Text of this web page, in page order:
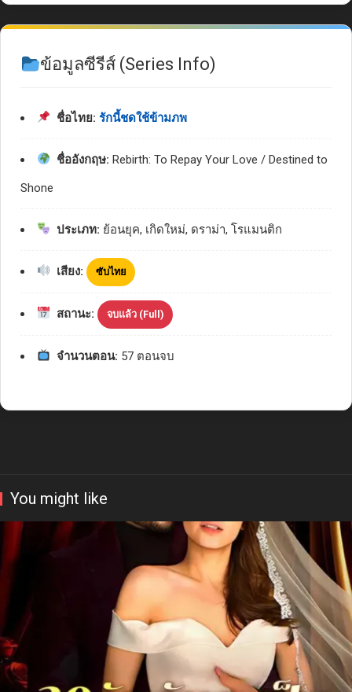
ข้อมูลซีรีส์ (Series Info)
ชื่อไทย: รักนี้ชดใช้ข้ามภพ
ชื่ออังกฤษ: Rebirth: To Repay Your Love / Destined to
Shone
ประเภท: ย้อนยุค, เกิดใหม่, ดราม่า, โรแมนติก
เสียง: ซับไทย
สถานะ: จบแล้ว (Full)
จำนวนตอน: 57 ตอนจบ
You might like